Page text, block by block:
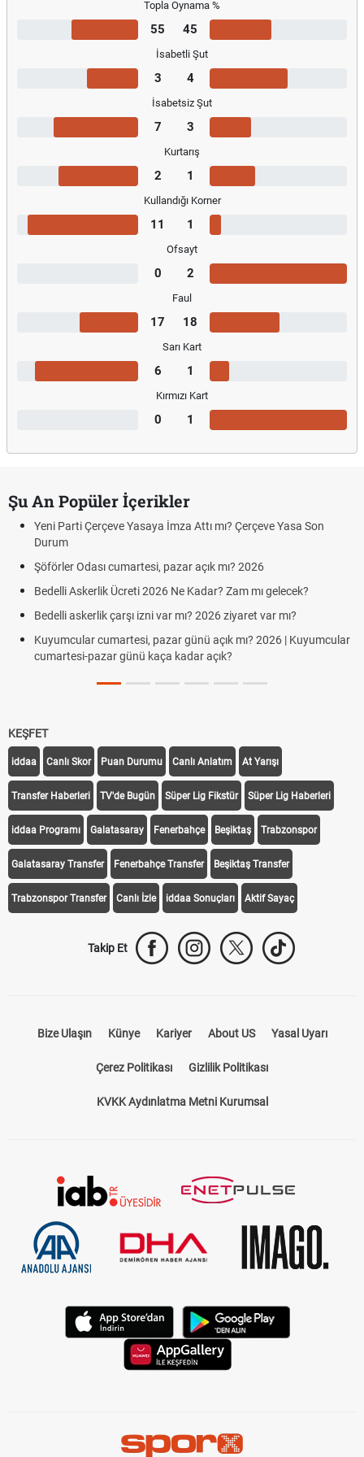
Topla Oynama %
55 45
İsabetli Şut
3 4
İsabetsiz Şut
7 3
Kurtarış
2 1
Kullandığı Korner
11 1
Ofsayt
0 2
Faul
17 18
Sarı Kart
6 1
Kırmızı Kart
0 1
Şu An Popüler İçerikler
Yeni Parti Çerçeve Yasaya İmza Attı mı? Çerçeve Yasa Son
Durum
Şöförler Odası cumartesi, pazar açık mı? 2026
Bedelli Askerlik Ücreti 2026 Ne Kadar? Zam mı gelecek?
Bedelli askerlik çarşı izni var mı? 2026 ziyaret var mı?
Kuyumcular cumartesi, pazar günü açık mı? 2026 | Kuyumcular
cumartesi-pazar günü kaça kadar açık?
KEŞFET
iddaa Canlı Skor Puan Durumu Canlı Anlatım At Yarışı
Transfer Haberleri TV'de Bugün Süper Lig Fikstür Süper Lig Haberleri
iddaa Programı Galatasaray Fenerbahçe Beşiktaş Trabzonspor
Galatasaray Transfer Fenerbahçe Transfer Beşiktaş Transfer
Trabzonspor Transfer Canlı İzle iddaa Sonuçları Aktif Sayaç
Takip Et
Bize Ulaşın Künye Kariyer About US Yasal Uyarı
Çerez Politikası Gizlilik Politikası
KVKK Aydınlatma Metni Kurumsal